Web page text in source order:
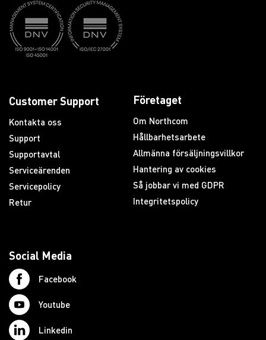
Customer Support
Kontakta oss
Support
Supportavtal
Serviceärenden
Servicepolicy
Retur
Företaget
Om Northcom
Hållbarhetsarbete
Allmänna försäljningsvillkor
Hantering av cookies
Så jobbar vi med GDPR
Integritetspolicy
Social Media
Facebook
Youtube
Linkedin